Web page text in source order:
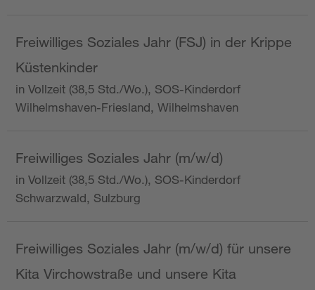
Freiwilliges Soziales Jahr (FSJ) in der Krippe
Küstenkinder
in Vollzeit (38,5 Std./Wo.), SOS-Kinderdorf
Wilhelmshaven-Friesland, Wilhelmshaven
Freiwilliges Soziales Jahr (m/w/d)
in Vollzeit (38,5 Std./Wo.), SOS-Kinderdorf
Schwarzwald, Sulzburg
Freiwilliges Soziales Jahr (m/w/d) für unsere
Kita Virchowstraße und unsere Kita